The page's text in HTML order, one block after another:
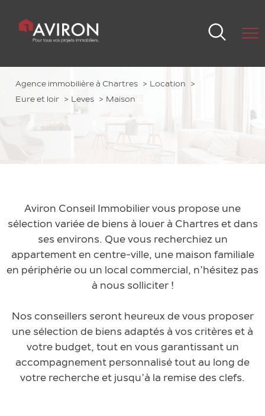
Agence immobilière à Chartres
Location
Eure et loir
Leves Maison
Aviron Conseil Immobilier vous propose une
sélection variée de biens à louer à Chartres et dans
ses environs. Que vous recherchiez un
appartement en centre-ville, une maison familiale
en périphérie ou un local commercial, n’hésitez pas
à nous solliciter !
Nos conseillers seront heureux de vous proposer
une sélection de biens adaptés à vos critères et à
votre budget, tout en vous garantissant un
accompagnement personnalisé tout au long de
votre recherche et jusqu’à la remise des clefs.